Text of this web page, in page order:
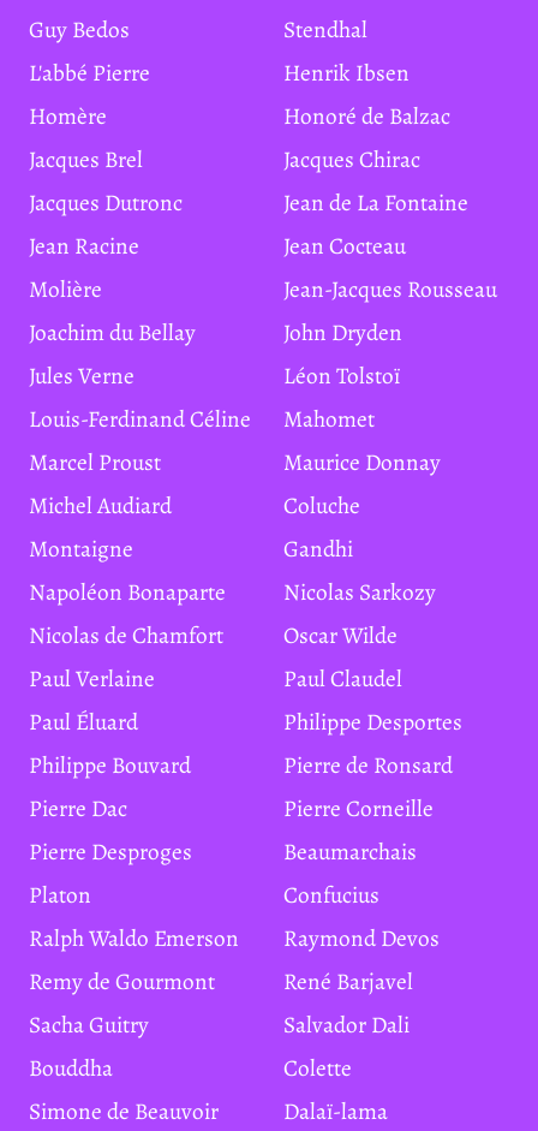
Guy Bedos
Stendhal
L'abbé Pierre
Henrik Ibsen
Homère
Honoré de Balzac
Jacques Brel
Jacques Chirac
Jacques Dutronc
Jean de La Fontaine
Jean Racine
Jean Cocteau
Molière
Jean-Jacques Rousseau
Joachim du Bellay
John Dryden
Jules Verne
Léon Tolstoï
Louis-Ferdinand Céline
Mahomet
Marcel Proust
Maurice Donnay
Michel Audiard
Coluche
Montaigne
Gandhi
Napoléon Bonaparte
Nicolas Sarkozy
Nicolas de Chamfort
Oscar Wilde
Paul Verlaine
Paul Claudel
Paul Éluard
Philippe Desportes
Philippe Bouvard
Pierre de Ronsard
Pierre Dac
Pierre Corneille
Pierre Desproges
Beaumarchais
Platon
Confucius
Ralph Waldo Emerson
Raymond Devos
Remy de Gourmont
René Barjavel
Sacha Guitry
Salvador Dali
Bouddha
Colette
Simone de Beauvoir
Dalaï-lama